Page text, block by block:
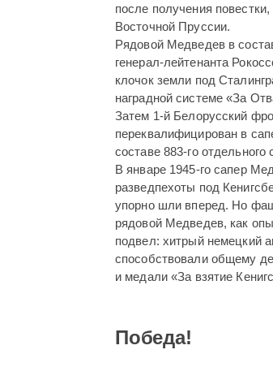
после получения
Восточной Пруссии.
Рядовой Медведев в
генерал-лейтенанта
клочок земли под
наградной системе «За
Затем 1-й Белорусский
переквалифицирован в
составе 883-го отдельного
В январе 1945-го сапер
разведпехоты под
упорно шли вперед. Но
рядовой Медведев, как
подвел: хитрый немецкий
способствовали общему
и медали «За взятие
Победа!